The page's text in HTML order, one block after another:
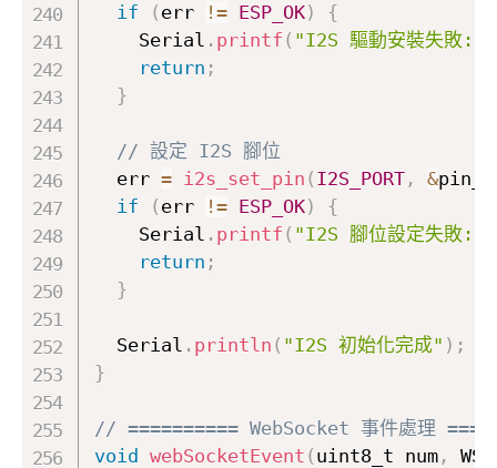
if
( err != ESP_OK)
{
    Serial
. printf ( "I2S 驅動安裝失敗:
return ;
}
// 設定 I2S 腳位
  err
= i2s_set_pin ( I2S_PORT, &
if
( err != ESP_OK)
{
    Serial
. printf ( "I2S 腳位設定失敗:
return ;
}
  Serial
. println ( "I2S 初始化完成" ) ;
}
// ========== WebSocket 事件處理
void webSocketEvent ( uint8_t num,